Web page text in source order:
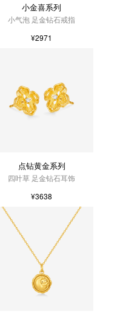
小金喜系列
小气泡 足金钻石戒指
¥2971
点钻黄金系列
四叶草 足金钻石耳饰
¥3638